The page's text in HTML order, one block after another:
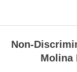
Non-
Molina